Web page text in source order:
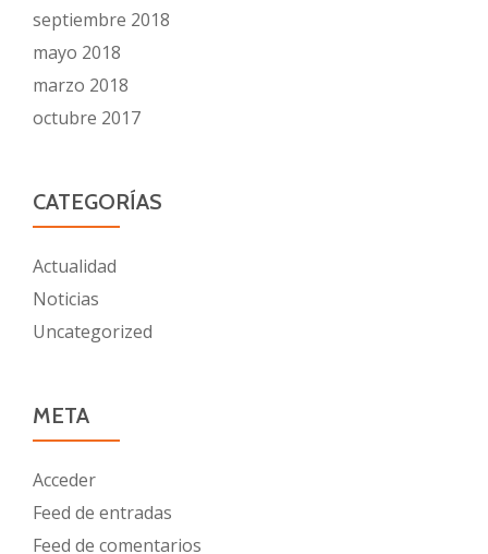
septiembre 2018
mayo 2018
marzo 2018
octubre 2017
CATEGORÍAS
Actualidad
Noticias
Uncategorized
META
Acceder
Feed de entradas
Feed de comentarios